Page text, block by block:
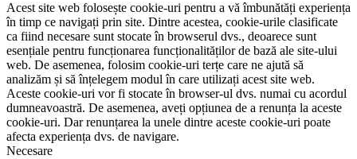
Acest site web folosește cookie-uri pentru a vă îmbunătăți experiența
în timp ce navigați prin site. Dintre acestea, cookie-urile clasificate
ca fiind necesare sunt stocate în browserul dvs., deoarece sunt
esențiale pentru funcționarea funcționalităților de bază ale site-ului
web. De asemenea, folosim cookie-uri terțe care ne ajută să
analizăm și să înțelegem modul în care utilizați acest site web.
Aceste cookie-uri vor fi stocate în browser-ul dvs. numai cu acordul
dumneavoastră. De asemenea, aveți opțiunea de a renunța la aceste
cookie-uri. Dar renunțarea la unele dintre aceste cookie-uri poate
afecta experiența dvs. de navigare.
Necesare